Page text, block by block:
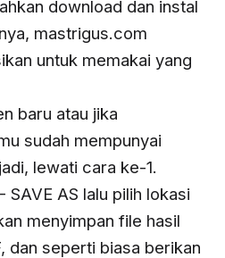
download dan instal
mastrigus.com
untuk memakai yang
baru atau jika
sudah mempunyai
lewati cara ke-1.
SAVE AS lalu pilih lokasi
menyimpan file hasil
dan seperti biasa berikan